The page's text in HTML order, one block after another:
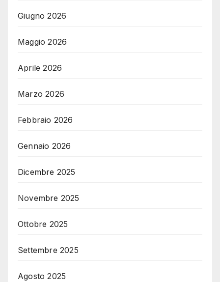
Giugno 2026
Maggio 2026
Aprile 2026
Marzo 2026
Febbraio 2026
Gennaio 2026
Dicembre 2025
Novembre 2025
Ottobre 2025
Settembre 2025
Agosto 2025